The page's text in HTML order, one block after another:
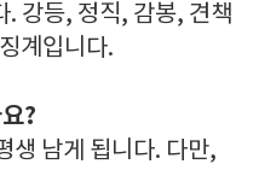
. 강등, 정직, 감봉, 견책
계입니다.
?
생 남게 됩니다. 다만,